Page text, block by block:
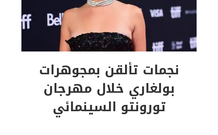
نجمات تألقن بمجوهرات
بولغاري خلال مهرجان
تورونتو السينمائي